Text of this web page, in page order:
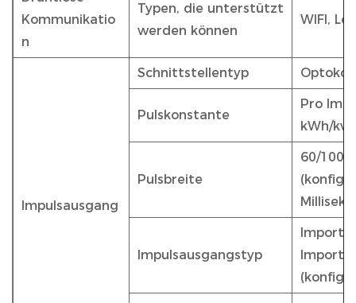
Kommunikatio
n
Typen, die unterstützt
werden können
WIFI,
Impulsausgang
Schnittstellentyp
Pulskonstante
Pro
kWh/
Pulsbreite
60/100/
Impulsausgangstyp
Import/
Import/